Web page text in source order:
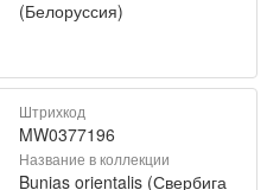
(Белоруссия)
Штрихкод
MW0377196
Название в коллекции
Bunias orientalis (Свербига